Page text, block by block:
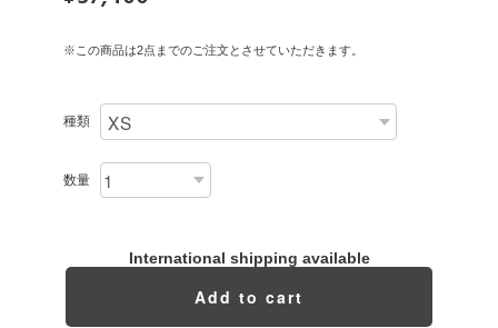
※この商品は2点までのご注文とさせていただきます。
種類
数量
International shipping available
Add to cart